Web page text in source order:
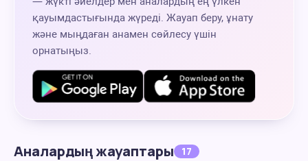
қауымдастығында жүреді. Жауап беру, ұнату
және мыңдаған анамен сөйлесу үшін
орнатыңыз.
Аналардың жауаптары 17